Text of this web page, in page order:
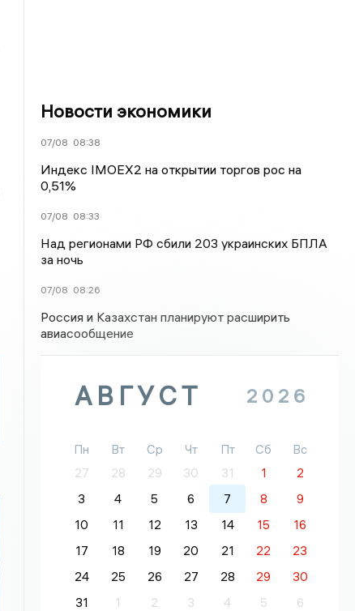
Новости экономики
07/08 08:38
Индекс IMOEX2 на открытии торгов рос на
0,51%
07/08 08:33
Над регионами РФ сбили 203 украинских БПЛА
за ночь
07/08 08:26
Россия и Казахстан планируют расширить
авиасообщение
АВГУСТ 2026
Пн Вт Ср Чт Пт Сб
Вс
27
28 29 30 31 1
2
3
4 5 6 7 8
9
10
11 12 13 14 15
16
17
18 19 20 21 22
23
24
25 26 27 28 29
30
31
1 2 3 4 5 6